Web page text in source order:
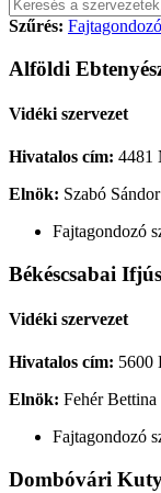
Szűrés:
Alföldi
Vidéki szervezet
Hivatalos cím: 4481
Elnök: Szabó
Fajtagondozó
Békéscsabai
Vidéki szervezet
Hivatalos cím: 5600
Elnök: Fehér Bettina
Fajtagondozó
Dombóvári